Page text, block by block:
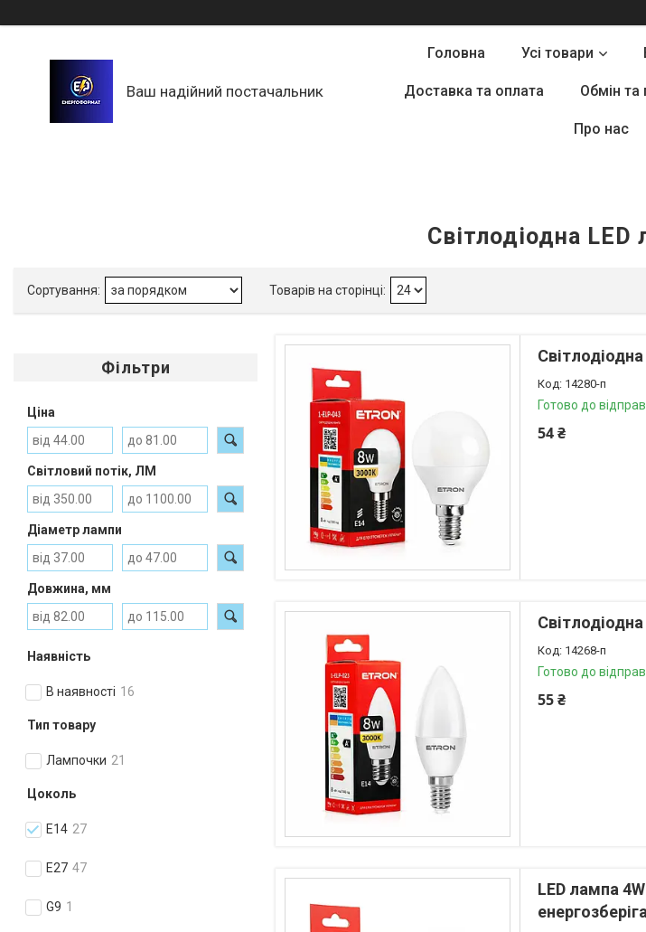
Ваш надійний постачальник
Головна Усі товари
Доставка та оплата Обмін та
Про нас
Світлодіодна LED
Фільтри
Ціна
Світловий потік, ЛМ
Діаметр лампи
Довжина, мм
Наявність
В наявності 16
Тип товару
Лампочки 21
Цоколь
E14 27
E27 47
G9 1
14280-п
Готово до
54 ₴
14268-п
Готово до
55 ₴
LED лампа